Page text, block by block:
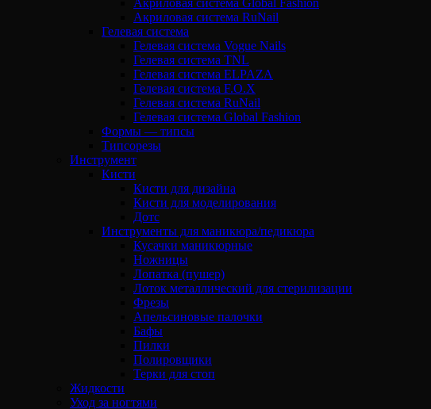
Акриловая система Global Fashion
Акриловая система RuNail
Гелевая система
Гелевая система Vogue Nails
Гелевая система TNL
Гелевая система ELPAZA
Гелевая система F.O.X
Гелевая система RuNail
Гелевая система Global Fashion
Формы — типсы
Типсорезы
Инструмент
Кисти
Кисти для дизайна
Кисти для моделирования
Дотс
Инструменты для маникюра/педикюра
Кусачки маникюрные
Ножницы
Лопатка (пушер)
Лоток металлический для стерилизации
Фрезы
Апельсиновые палочки
Бафы
Пилки
Полировщики
Терки для стоп
Жидкости
Уход за ногтями